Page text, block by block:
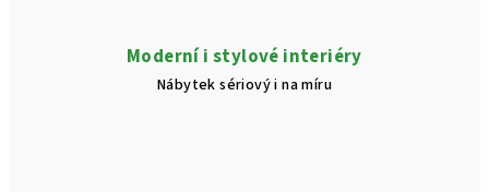
Moderní i stylové interiéry
Nábytek sériový i na míru